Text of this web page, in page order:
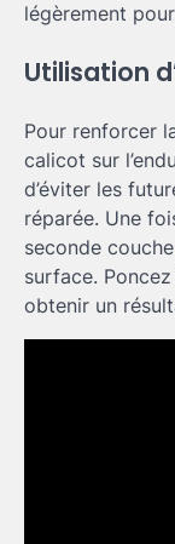
légèrement
Utilisation
Pour renforcer
calicot sur
d’éviter les
réparée. Une
seconde
surface.
obtenir un